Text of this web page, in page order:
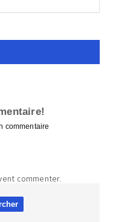
commentaire
commenter.